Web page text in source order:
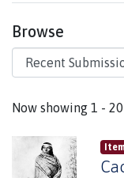
Browse
Recent
Now showing 1 -